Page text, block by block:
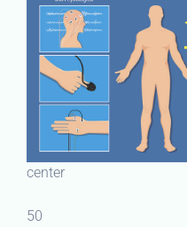
center
50